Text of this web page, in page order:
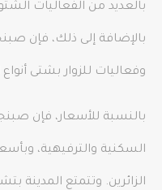
بالعديد من الفعاليات
بالإضافة إلى ذلك، فإن
وفعاليات للزوار بشتى
بالنسبة للأسعار، فإن
السكنية والترفيهية،
الزائرين. وتتمتع المدينة